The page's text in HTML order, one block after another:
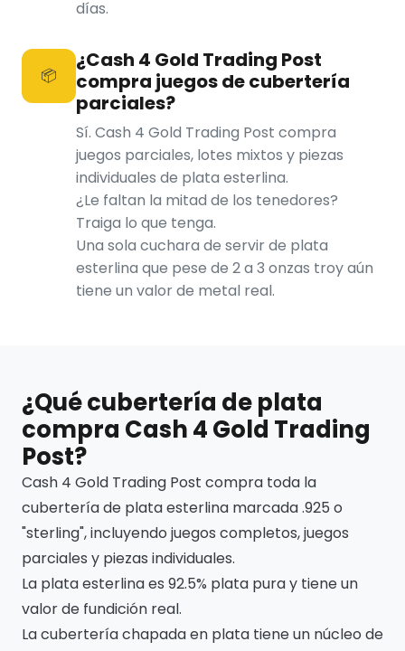
días.
📦
¿Cash 4 Gold Trading Post
compra juegos de cubertería
parciales?
Sí. Cash 4 Gold Trading Post compra
juegos parciales, lotes mixtos y piezas
individuales de plata esterlina.
¿Le faltan la mitad de los tenedores?
Traiga lo que tenga.
Una sola cuchara de servir de plata
esterlina que pese de 2 a 3 onzas troy aún
tiene un valor de metal real.
¿Qué cubertería de plata
compra Cash 4 Gold Trading
Post?
Cash 4 Gold Trading Post compra toda la
cubertería de plata esterlina marcada .925 o
"sterling", incluyendo juegos completos, juegos
parciales y piezas individuales.
La plata esterlina es 92.5% plata pura y tiene un
valor de fundición real.
La cubertería chapada en plata tiene un núcleo de